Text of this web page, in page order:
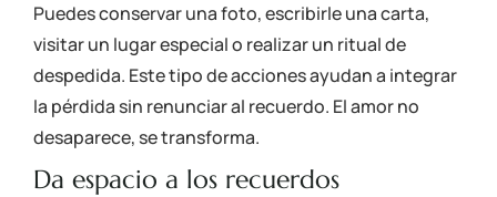
Puedes conservar una foto, escribirle una carta,
visitar un lugar especial o realizar un ritual de
despedida. Este tipo de acciones ayudan a integrar
la pérdida sin renunciar al recuerdo. El amor no
desaparece, se transforma.
Da espacio a los recuerdos